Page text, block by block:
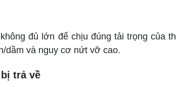
đủ lớn để chịu đúng tải trọng của
dầm và nguy cơ nứt vỡ cao.
trả về